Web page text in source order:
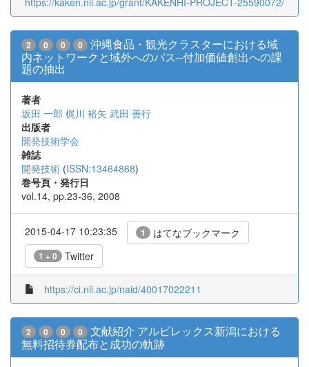
2 0 0 0
沖縄食品・観光クラスターにおける域
内ネットワークと域外へのパス--付加価値創出への課
題の抽出
著者
坂田 一郎 梶川 裕矢 武田 善行
出版者
開発技術学会
雑誌
開発技術 (ISSN:13464868)
巻号頁・発行日
vol.14, pp.23-36, 2008
2015-04-17 10:23:35 1 はてなブックマーク
1 + 0 Twitter
https://ci.nii.ac.jp/naid/40017022211
2 0 0 0
文献紹介 アルビレックス新潟における
無料招待券配布と成功の軌跡